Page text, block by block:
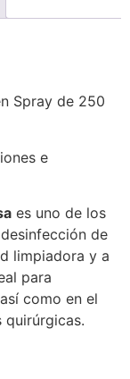
Spray de 250
e
es uno de los
de
limpiadora y a
para
como en el